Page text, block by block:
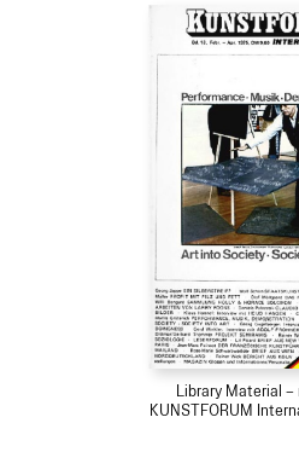
Library Material –
KUNSTFORUM